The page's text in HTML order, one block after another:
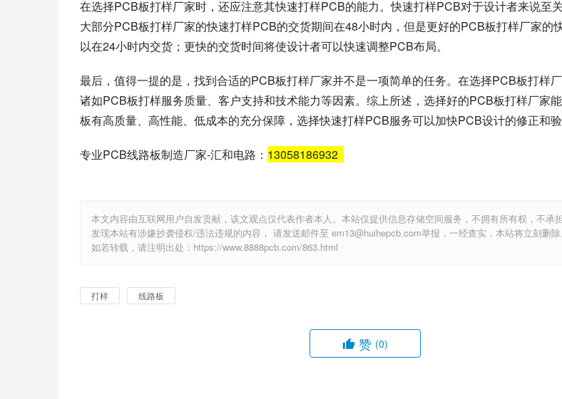
在选择PCB板打样厂家时，还应注意其快速打样PCB的能力。快速打样PCB对于设计者来说至
大部分PCB板打样厂家的快速打样PCB的交货期间在48小时内，但是更好的PCB板打样厂家的
以在24小时内交货；更快的交货时间将使设计者可以快速调整PCB布局。
最后，值得一提的是，找到合适的PCB板打样厂家并不是一项简单的任务。在选择PCB板打样
诸如PCB板打样服务质量、客户支持和技术能力等因素。综上所述，选择好的PCB板打样厂家
板有高质量、高性能、低成本的充分保障，选择快速打样PCB服务可以加快PCB设计的修正和验
专业PCB线路板制造厂家-汇和电路： 13058186932
本文内容由互联网用户自发贡献，该文观点仅代表作者本人。本站仅提供信息存储空间服务，不拥有所有权，不承
发现本站有涉嫌抄袭侵权/违法违规的内容， 请发送邮件至 em13@huihepcb.com举报，一经查实，本站将立刻删除
如若转载，请注明出处：https://www.8888pcb.com/863.html
打样 线路板
赞 (0)